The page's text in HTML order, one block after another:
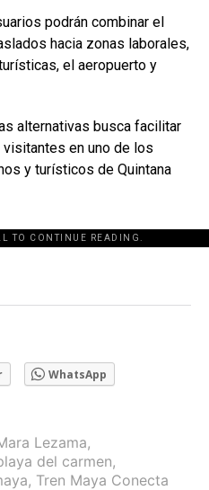
podrán combinar el
hacia zonas laborales,
el aeropuerto y
alternativas busca facilitar
en uno de los
y turísticos de Quintana
TO CONTINUE READING.
WhatsApp
Lezama,
del carmen,
, Tren Maya Conecta